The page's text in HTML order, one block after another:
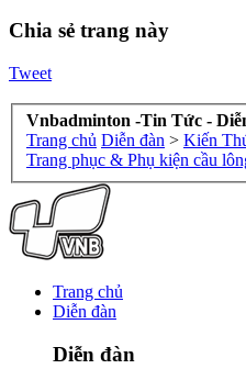
Chia sẻ trang này
Tweet
Vnbadminton -Tin Tức -
Trang chủ Diễn đàn > Kiến
Trang phục & Phụ kiện cầu
Trang chủ
Diễn đàn
Diễn đàn